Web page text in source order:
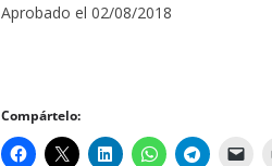
Aprobado el 02/08/2018
Compártelo: